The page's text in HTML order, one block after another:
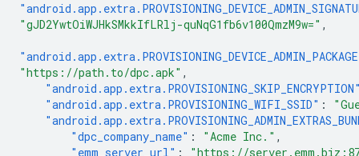
"gJD2YwtOiWJHkSMkkIfLRlj-quNqG1fb6v100QmzM9w=" ,
"https://path.to/dpc.apk" ,
"android.app.extra.PROVISIONING_WIFI_SSID" :
"dpc_company_name" : "Acme Inc." ,
"emm_server_url" :
"https://